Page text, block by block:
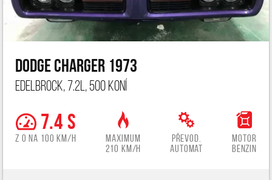
Dodge Charger 1973
Edelbrock, 7.2L, 500 koní
7.4 s
z 0 na 100 km/h
Maximum
210 km/h
Převod.
automat
Motor
benzin